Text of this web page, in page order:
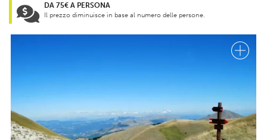
DA 75€ A PERSONA
Il prezzo diminuisce in base al numero delle persone.